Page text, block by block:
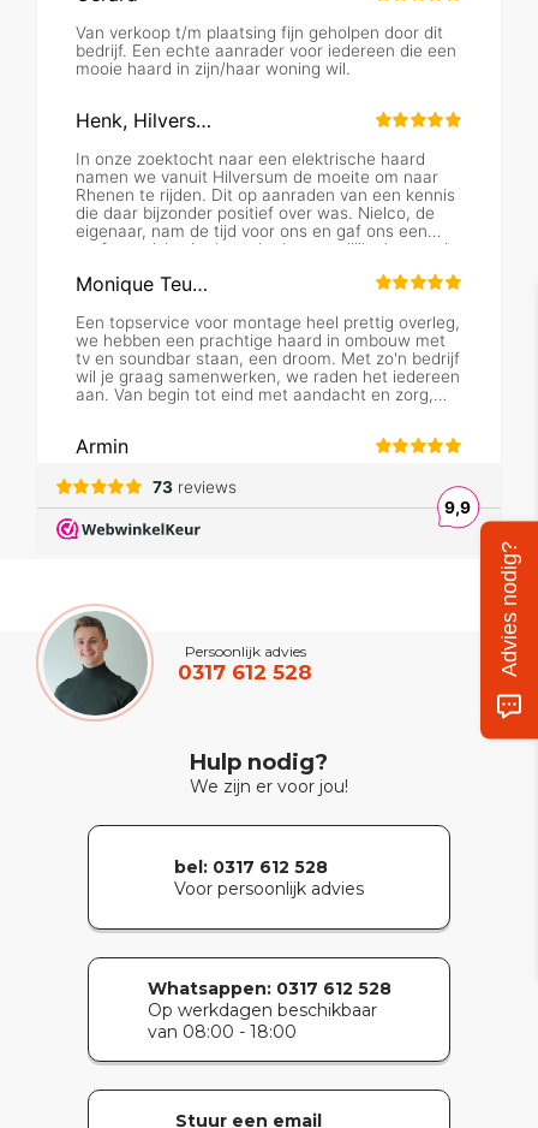
Persoonlijk advies
0317 612 528
Hulp nodig?
We zijn er voor jou!
bel: 0317 612 528
Voor persoonlijk advies
Whatsappen:0317 612 528
Op werkdagen beschikbaar
van 08:00 - 18:00
Stuur een email
Advies nodig?